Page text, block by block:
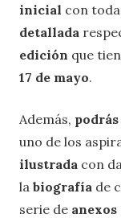
inicial con
detallada
edición que
17 de mayo.
Además,
uno de los
ilustrada con
la biografía de
serie de anexos